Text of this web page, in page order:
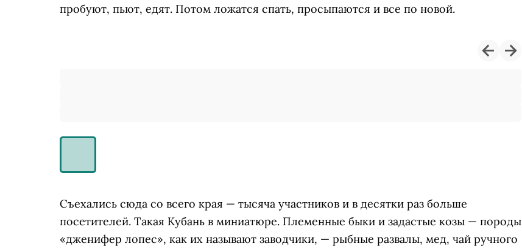
пробуют, пьют, едят. Потом ложатся спать, просыпаются и все по новой.
Съехались сюда со всего края — тысяча участников и в десятки раз больше
посетителей. Такая Кубань в миниатюре. Племенные быки и задастые козы — породы
«дженифер лопес», как их называют заводчики, — рыбные развалы, мед, чай ручного